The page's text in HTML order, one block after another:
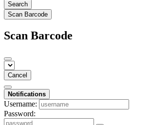
Search
Scan Barcode
Scan Barcode
Cancel
Notifications
Username:
Password: